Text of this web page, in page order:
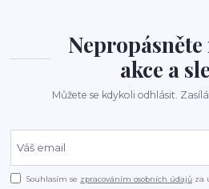
akce a
Můžete se kdykoli odhlásit.
Souhlasím se zpracováním osobních údajů za